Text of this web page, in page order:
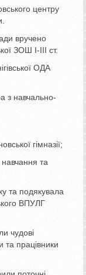
центру
вручено
ЗОШ І-ІІІ ст.
ОДА
з навчально-
гімназії;
навчання та
та подякувала
ВПУЛГ
чудові
та працівники